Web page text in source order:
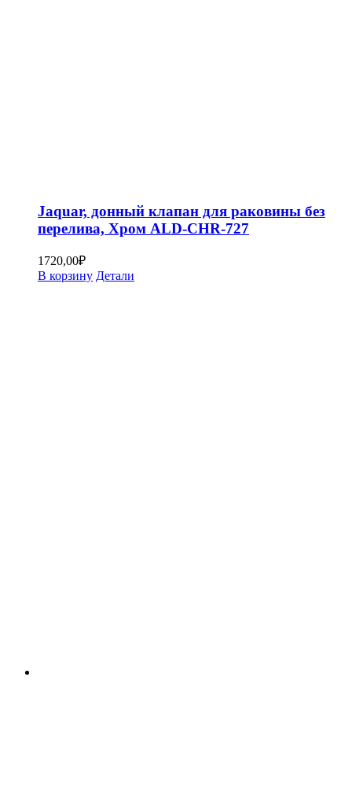
Jaquar, донный клапан для раковины без
перелива, Хром ALD-CHR-727
1720,00₽
В корзину Детали